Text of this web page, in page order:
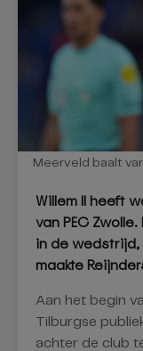
Meerveld baalt
Willem II heeft
van PEC
in de
maakte
Aan het begin
Tilburgse
achter de club